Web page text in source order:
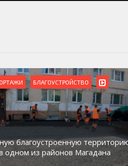
ВИДЕОРЕПОРТАЖИ
Магадан присоединился к
по работе с
социального риска «Переправа»